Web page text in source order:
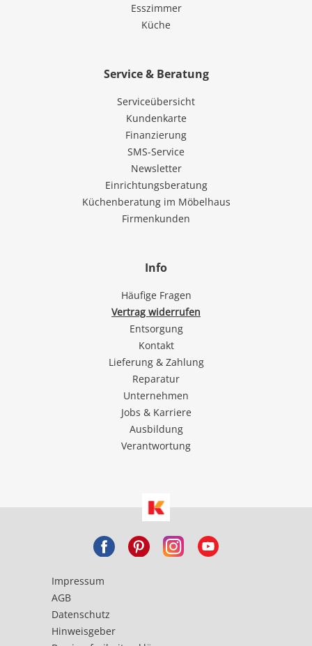
Esszimmer
Küche
Service & Beratung
Serviceübersicht
Kundenkarte
Finanzierung
SMS-Service
Newsletter
Einrichtungsberatung
Küchenberatung im Möbelhaus
Firmenkunden
Info
Häufige Fragen
Vertrag widerrufen
Entsorgung
Kontakt
Lieferung & Zahlung
Reparatur
Unternehmen
Jobs & Karriere
Ausbildung
Verantwortung
Impressum
AGB
Datenschutz
Hinweisgeber